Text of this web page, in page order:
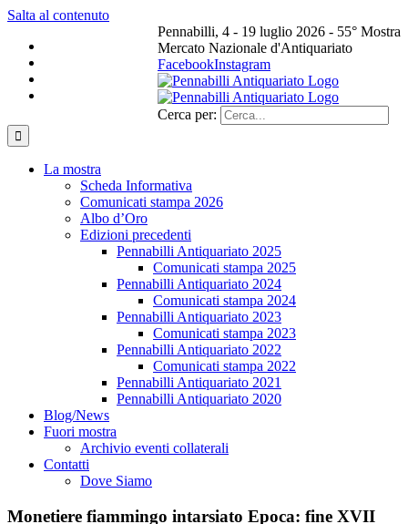
Salta al contenuto
Pennabilli, 4 - 19 luglio 2026 - 55° Mostra
Mercato Nazionale d'Antiquariato
FacebookInstagram
Cerca per:
La mostra
Scheda Informativa
Comunicati stampa 2026
Albo d’Oro
Edizioni precedenti
Pennabilli Antiquariato 2025
Comunicati stampa 2025
Pennabilli Antiquariato 2024
Comunicati stampa 2024
Pennabilli Antiquariato 2023
Comunicati stampa 2023
Pennabilli Antiquariato 2022
Comunicati stampa 2022
Pennabilli Antiquariato 2021
Pennabilli Antiquariato 2020
Blog/News
Fuori mostra
Archivio eventi collaterali
Contatti
Dove Siamo
Monetiere fiammingo intarsiato Epoca: fine XVII